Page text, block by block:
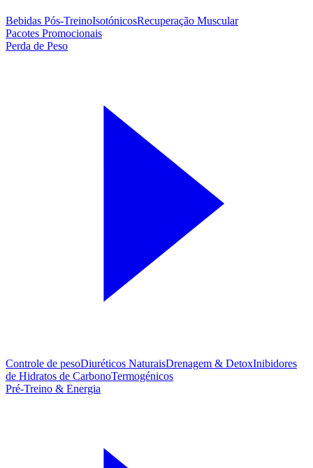
Bebidas Pós-TreinoIsotónicosRecuperação Muscular
Pacotes Promocionais
Perda de Peso
Controle de pesoDiuréticos NaturaisDrenagem & DetoxInibidores
de Hidratos de CarbonoTermogénicos
Pré-Treino & Energia